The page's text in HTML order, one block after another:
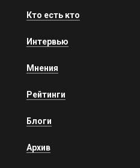
Кто есть кто
Интервью
Мнения
Рейтинги
Блоги
Архив